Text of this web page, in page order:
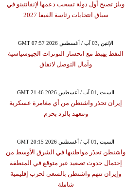
ويلز تصبح أول دولة تسحب دعمها لإنفانتينو في
سباق انتخابات رئاسة الفيفا 2027
GMT 07:57 2026 الإثنين ,03 آب / أغسطس
النفط يهبط مع انحسار التوترات الجيوسياسية
وآمال التوصل لاتفاق
GMT 21:46 2026 السبت ,01 آب / أغسطس
إيران تحذر واشنطن من أي مغامرة عسكرية
وتتعهد بالرد بحزم
GMT 20:15 2026 السبت ,01 آب / أغسطس
واشنطن تحذَر مواطنيها في الشرق الأوسط من
إحتمال حدوث تصعيد غير متوقع في المنطقة
وإيران تتهم واشنطن بالسعي لحرب إقليمية
شاملة